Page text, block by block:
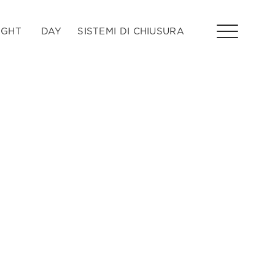
DAY SISTEMI DI CHIUSURA